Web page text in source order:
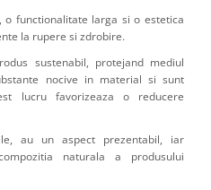
functionalitate larga si o estetica
la rupere si zdrobire.
sustenabil, protejand mediul
nocive in material si sunt
lucru favorizeaza o reducere
au un aspect prezentabil, iar
naturala a produsului